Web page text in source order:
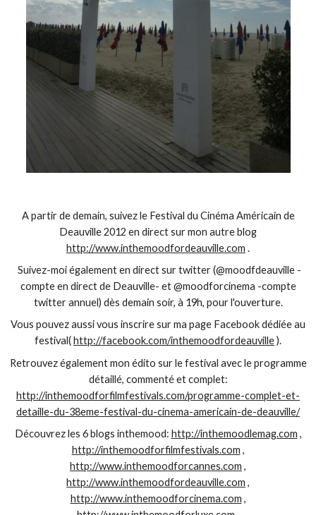
A partir de demain, suivez le Festival du Cinéma Américain de
Deauville 2012 en direct sur mon autre blog
http://www.inthemoodfordeauville.com .
Suivez-moi également en direct sur twitter (@moodfdeauville -
compte en direct de Deauville- et @moodforcinema -compte
twitter annuel) dès demain soir, à 19h, pour l'ouverture.
Vous pouvez aussi vous inscrire sur ma page Facebook dédiée au
festival(http://facebook.com/inthemoodfordeauville).
Retrouvez également mon édito sur le festival avec le programme
détaillé, commenté et complet:
http://inthemoodforfilmfestivals.com/programme-complet-et-
detaille-du-38eme-festival-du-cinema-americain-de-deauville/
Découvrez les 6 blogs inthemood: http://inthemoodlemag.com ,
http://inthemoodforfilmfestivals.com ,
http://www.inthemoodforcannes.com ,
http://www.inthemoodfordeauville.com ,
http://www.inthemoodforcinema.com ,